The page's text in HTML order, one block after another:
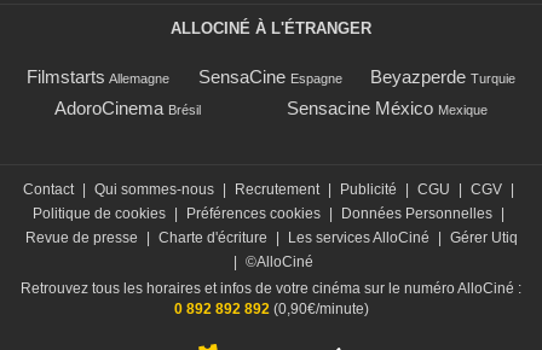
ALLOCINÉ À L'ÉTRANGER
Filmstarts Allemagne SensaCine Espagne Beyazperde Turquie
AdoroCinema Brésil Sensacine México Mexique
Contact Qui sommes-nous Recrutement Publicité CGU CGV
Politique de cookies
Préférences cookies Données Personnelles
Revue de presse
Charte d'écriture Les services AlloCiné
Gérer Utiq
©AlloCiné
Retrouvez tous les horaires et infos de votre cinéma sur le numéro AlloCiné :
0 892 892 892(0,90€/minute)